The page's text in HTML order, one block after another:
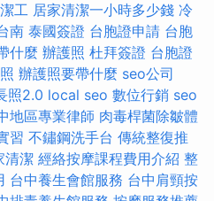
工 居家清潔一小時多少錢 冷
南 泰國簽證 台胞證申請 台胞
什麼 辦護照 杜拜簽證 台胞證
辦護照要帶什麼 seo公司
照2.0 local seo 數位行銷 seo
地區專業律師 肉毒桿菌除皺體
習 不鏽鋼洗手台 傳統整復推
清潔 經絡按摩課程費用介紹 整
台中養生會館服務 台中肩頸按